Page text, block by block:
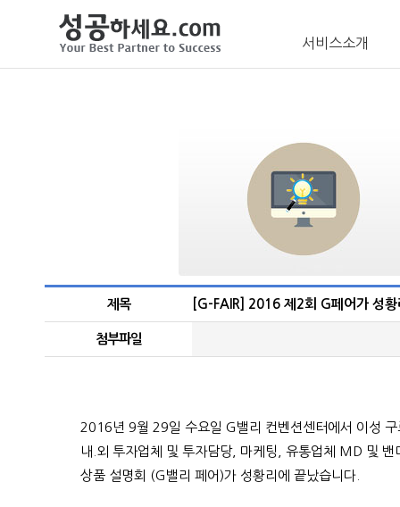
서비스소개
제목 [G-FAIR] 2016 제2회 G페어가 성
첨부파일
2016년 9월 29일 수요일 G밸리 컨벤션센터에서 이성
내.외 투자업체 및 투자담당, 마케팅, 유통업체 MD 및
상품 설명회 (G밸리 페어)가 성황리에 끝났습니다.